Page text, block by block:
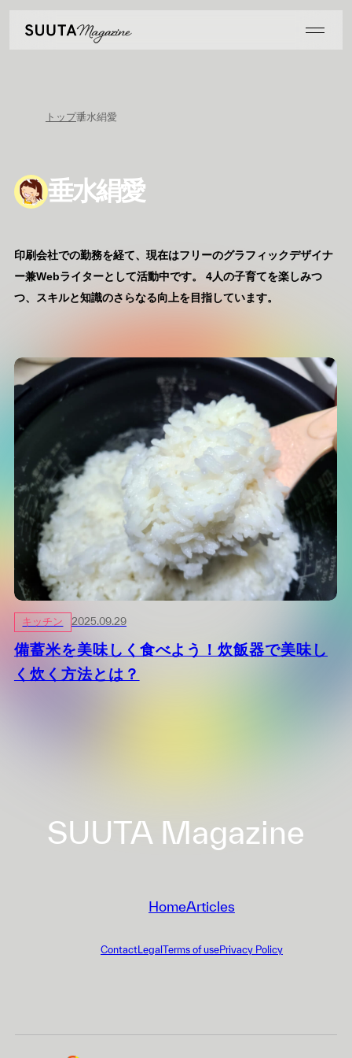
トップ垂水絹愛
垂水絹愛
印刷会社での勤務を経て、現在はフリーのグラフィックデザイナ
ー兼Webライターとして活動中です。 4人の子育てを楽しみつ
つ、スキルと知識のさらなる向上を目指しています。
キッチン 2025.09.29
備蓄米を美味しく食べよう！炊飯器で美味し
く炊く方法とは？
ビ
シ
ン
SUUTA Magazine
HomeArticles
ContactLegal Terms of usePrivacy Policy